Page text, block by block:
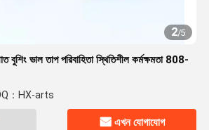
2/5
বুশিং ভাল তাপ পরিবাহিতা স্থিতিশীল কর্মক্ষমতা 808-
：HX-arts
এখন যোগাযোগ